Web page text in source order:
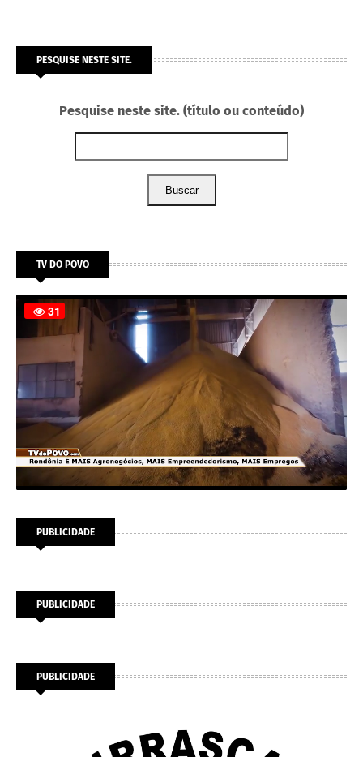
PESQUISE NESTE SITE.
Pesquise neste site. (título ou conteúdo)
Buscar
TV DO POVO
PUBLICIDADE
PUBLICIDADE
PUBLICIDADE